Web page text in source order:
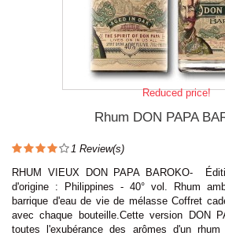
Reduced price!
Rhum DON PAPA
1 Review(s)
RHUM VIEUX DON PAPA BAROKO-
d'origine : Philippines - 40° vol. Rhum
barrique d'eau de vie de mélasse Coffret
avec chaque bouteille.Cette version DON
toutes l'exubérance des arômes d'un